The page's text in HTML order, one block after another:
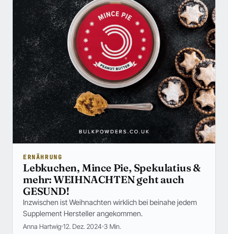
ERNÄHRUNG
Lebkuchen, Mince Pie, Spekulatius &
mehr: WEIHNACHTEN geht auch
GESUND!
Inzwischen ist Weihnachten wirklich bei beinahe jedem
Supplement Hersteller angekommen.
Anna Hartwig 12. Dez. 2024 3 Min.